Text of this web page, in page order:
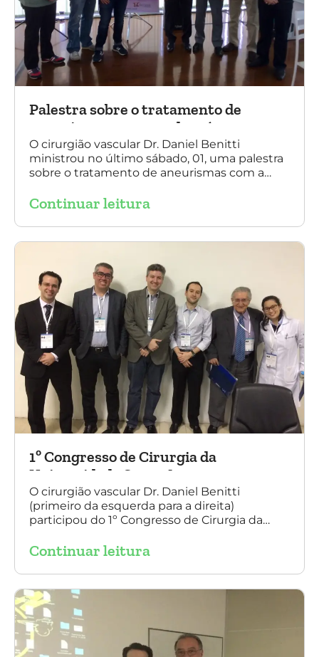
Palestra sobre o tratamento de
aneurismas com a endoprótese
multilayer, em Porto Alegre
O cirurgião vascular Dr. Daniel Benitti
ministrou no último sábado, 01, uma palestra
sobre o tratamento de aneurismas com a
foto, Dr. Daniel Benitti (ao centro) com os
Angiologia e Cirurgia Vascular do Rio Grande
do Sul.
Continuar leitura
1º Congresso de Cirurgia da
Universidade Santo Amaro
O cirurgião vascular Dr. Daniel Benitti
(primeiro da esquerda para a direita)
participou do 1º Congresso de Cirurgia da
de cirurgia endovascular. O evento também
Amato e do Dr. Adnam Neser.
Continuar leitura